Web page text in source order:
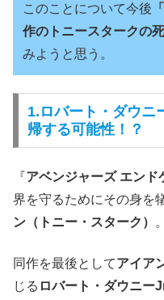
このことについて今後
作のトニースタークの
みようと思う。
1.ロバート・ダウニ
帰する可能性！？
『アベンジャーズ エンド
界を守るためにその身を
ン（トニー・スターク）
。
同作を最後としてアイア
じる ロバート・ダウニー